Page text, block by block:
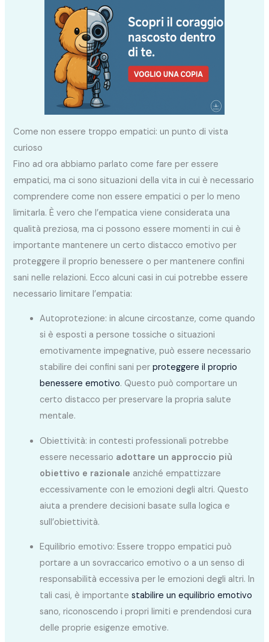
Come non essere troppo empatici: un punto di vista
curioso
Fino ad ora abbiamo parlato come fare per essere
empatici, ma ci sono situazioni della vita in cui è necessario
comprendere come non essere empatici o per lo meno
limitarla. È vero che l’empatica viene considerata una
qualità preziosa, ma ci possono essere momenti in cui è
importante mantenere un certo distacco emotivo per
proteggere il proprio benessere o per mantenere confini
sani nelle relazioni. Ecco alcuni casi in cui potrebbe essere
necessario limitare l’empatia:
Autoprotezione: in alcune circostanze, come quando
si è esposti a persone tossiche o situazioni
emotivamente impegnative, può essere necessario
stabilire dei confini sani perproteggere il proprio
benessere emotivo. Questo può comportare un
certo distacco per preservare la propria salute
mentale.
Obiettività: in contesti professionali potrebbe
essere necessario adottare un approccio più
obiettivo e razionale anziché empattizzare
eccessivamente con le emozioni degli altri. Questo
aiuta a prendere decisioni basate sulla logica e
sull’obiettività.
Equilibrio emotivo: Essere troppo empatici può
portare a un sovraccarico emotivo o a un senso di
responsabilità eccessiva per le emozioni degli altri. In
tali casi, è importantestabilire un equilibrio emotivo
sano, riconoscendo i propri limiti e prendendosi cura
delle proprie esigenze emotive.